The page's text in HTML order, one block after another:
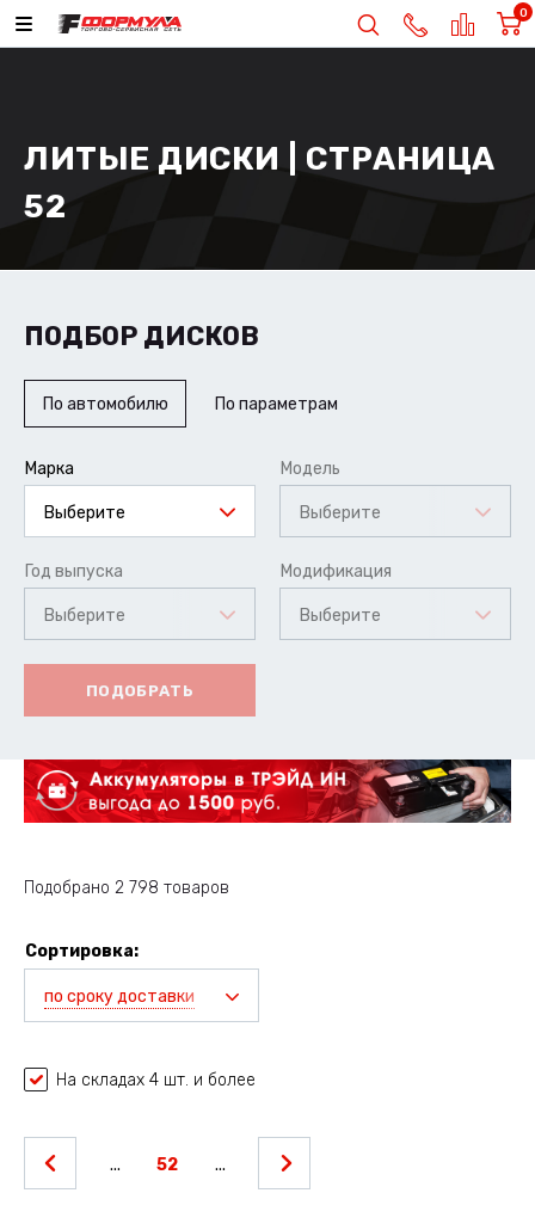
0
ЛИТЫЕ ДИСКИ | СТРАНИЦА
52
ПОДБОР ДИСКОВ
По автомобилю По параметрам
Марка
Выберите
Модель
Выберите
Год выпуска
Выберите
Модификация
Выберите
ПОДОБРАТЬ
Подобрано 2 798 товаров
Сортировка:
по сроку доставки
На складах 4 шт. и более
... 52 ...